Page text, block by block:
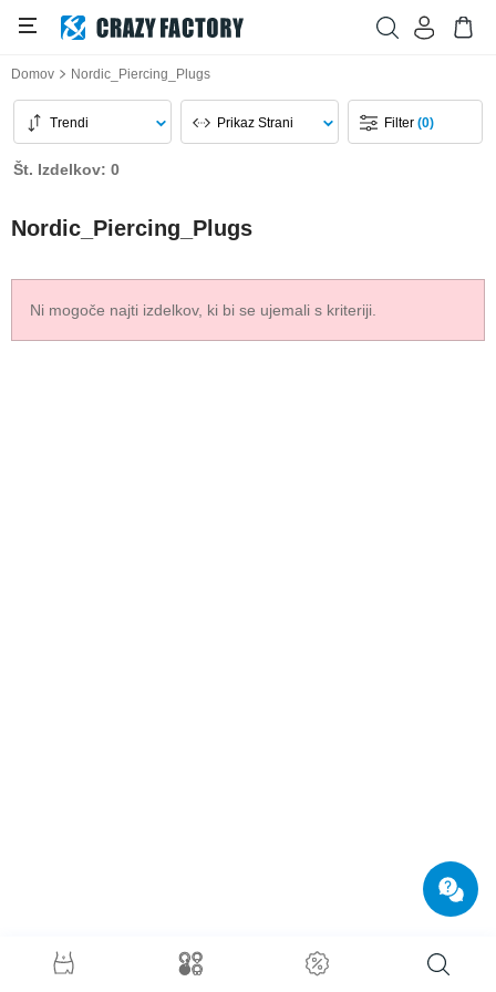
Domov Nordic_Piercing_Plugs
Trendi Prikaz Strani Filter(0)
Št. Izdelkov: 0
Nordic_Piercing_Plugs
Ni mogoče najti izdelkov, ki bi se ujemali s kriteriji.